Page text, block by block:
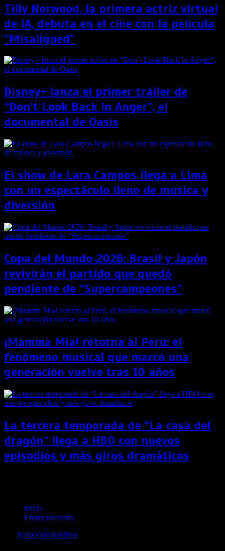
Tilly Norwood, la primera actriz virtual
de IA, debuta en el cine con la película
“Misaligned”
Disney+ lanza el primer tráiler de
“Don’t Look Back In Anger”, el
documental de Oasis
El show de Lara Campos llega a Lima
con un espectáculo lleno de música y
diversión
Copa del Mundo 2026: Brasil y Japón
revivirán el partido que quedó
pendiente de “Supercampeones”
¡Mamma Mia! retorna al Perú: el
fenómeno musical que marcó una
generación vuelve tras 10 años
La tercera temporada de “La casa del
dragón” llega a HBO con nuevos
episodios y más giros dramáticos
Inicio
Entretenimiento
Redacción Inéditos